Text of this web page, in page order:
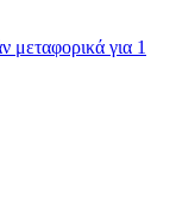
μεταφορικά για 1